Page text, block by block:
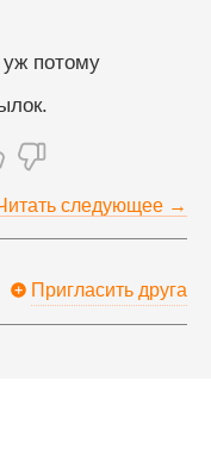
потому
следующее →
Пригласить друга